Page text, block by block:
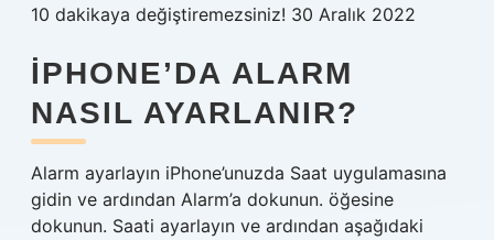
10 dakikaya değiştiremezsiniz! 30 Aralık 2022
IPHONE’DA ALARM
NASIL AYARLANIR?
Alarm ayarlayın iPhone’unuzda Saat uygulamasına
gidin ve ardından Alarm’a dokunun. öğesine
dokunun. Saati ayarlayın ve ardından aşağıdaki